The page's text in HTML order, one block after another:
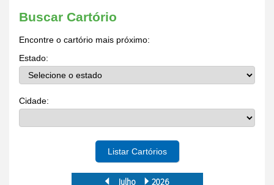
Buscar Cartório
Encontre o cartório mais próximo:
Estado:
Cidade:
Listar Cartórios